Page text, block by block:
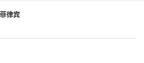
律宾